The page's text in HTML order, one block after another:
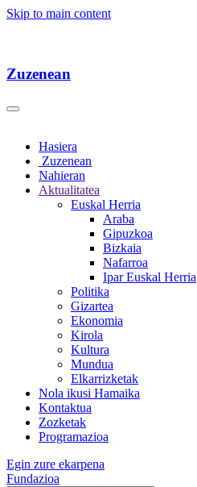
Skip to main content
Zuzenean
Hasiera
Zuzenean
Nahieran
Aktualitatea
Euskal Herria
Araba
Gipuzkoa
Bizkaia
Nafarroa
Ipar Euskal Herria
Politika
Gizartea
Ekonomia
Kirola
Kultura
Mundua
Elkarrizketak
Nola ikusi Hamaika
Kontaktua
Zozketak
Programazioa
Egin zure ekarpena
Fundazioa